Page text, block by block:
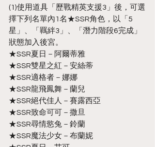
(1)使用道具「歷戰精英支援3」後，可選
擇下列名單內1名★SSR角色，以「5
星」、「羈絆3」、「潛力階段6完成」
狀態加入後宮。
★SSR夏日－阿爾蒂雅
★SSR雙星之紅－安絲蒂
★SSR適格者－娜娜
★SSR龍飛鳳舞－蘭兒
★SSR絕代佳人－賽露西亞
★SSR致命可可－撒旦
★SSR尋情慾兔－鈴蘭
★SSR魔法少女－布蘭妮